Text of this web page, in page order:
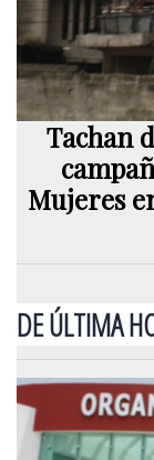
Tachan
Mujeres
DE ÚLTIMA